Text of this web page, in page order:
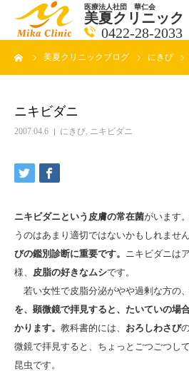
医療法人社団 華仁会
美夏クリニック
0422-28-2033
美夏クリニックブログ にきび
ニキビダニ
2007.04.6 にきび, ニキビダニ
ニキビダニという皮膚の常在菌がいます
うのはあまり適切ではないかもしれませ
びの鑑別診断に重要です。 ニキビダニは
様、 皮脂の好きなムシです。
若い女性で皮脂分泌がやや過剰な方の、
を、顕微鏡で拝見すると、たいていの場
かります。 教科書的には、 おろしわさび
微鏡で拝見すると、ちょっとごつごつし
昆虫です。
医師紹介
アクセス
メールで相談
料金一覧 new